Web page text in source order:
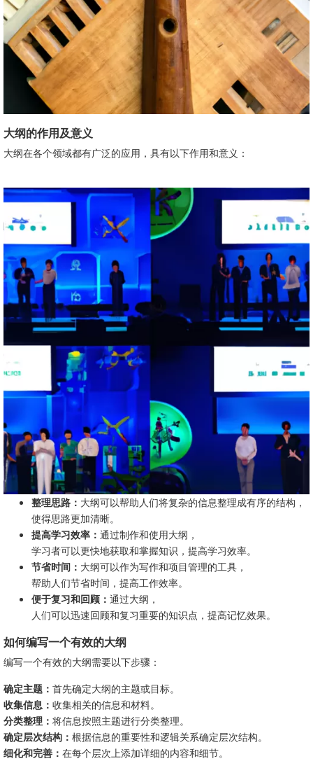
大纲的作用及意义
大纲在各个领域都有广泛的应用，具有以下作用和意义：
整理思路： 大纲可以帮助人们将复杂的信息整理成有序的结构，
使得思路更加清晰。
提高学习效率： 通过制作和使用大纲，
学习者可以更快地获取和掌握知识，提高学习效率。
节省时间： 大纲可以作为写作和项目管理的工具，
帮助人们节省时间，提高工作效率。
便于复习和回顾： 通过大纲，
人们可以迅速回顾和复习重要的知识点，提高记忆效果。
如何编写一个有效的大纲
编写一个有效的大纲需要以下步骤：
确定主题： 首先确定大纲的主题或目标。
收集信息： 收集相关的信息和材料。
分类整理： 将信息按照主题进行分类整理。
确定层次结构： 根据信息的重要性和逻辑关系确定层次结构。
细化和完善： 在每个层次上添加详细的内容和细节。